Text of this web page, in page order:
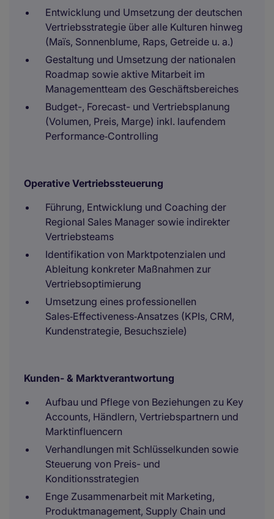
Entwicklung und Umsetzung der deutschen
Vertriebsstrategie über alle Kulturen hinweg
(Maïs, Sonnenblume, Raps, Getreide u. a.)
Gestaltung und Umsetzung der nationalen
Roadmap sowie aktive Mitarbeit im
Managementteam des Geschäftsbereiches
Budget-, Forecast- und Vertriebsplanung
(Volumen, Preis, Marge) inkl. laufendem
Performance‑Controlling
Operative Vertriebssteuerung
Führung, Entwicklung und Coaching der
Regional Sales Manager sowie indirekter
Vertriebsteams
Identifikation von Marktpotenzialen und
Ableitung konkreter Maßnahmen zur
Vertriebsoptimierung
Umsetzung eines professionellen
Sales‑Effectiveness‑Ansatzes (KPIs, CRM,
Kundenstrategie, Besuchsziele)
Kunden- & Marktverantwortung
Aufbau und Pflege von Beziehungen zu Key
Accounts, Händlern, Vertriebspartnern und
Marktinfluencern
Verhandlungen mit Schlüsselkunden sowie
Steuerung von Preis- und
Konditionsstrategien
Enge Zusammenarbeit mit Marketing,
Produktmanagement, Supply Chain und